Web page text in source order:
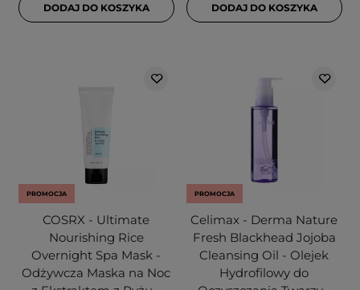
DODAJ DO KOSZYKA DODAJ DO KOSZYKA
PROMOCJA
COSRX - Ultimate
Nourishing Rice
Overnight Spa Mask -
Odżywcza Maska na Noc
PROMOCJA
Celimax - Derma Nature
Fresh Blackhead Jojoba
Cleansing Oil - Olejek
Hydrofilowy do